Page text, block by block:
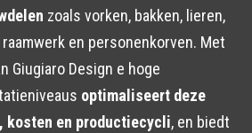
zoals vorken, bakken, lieren,
en personenkorven. Met
Giugiaro Design e hoge
optimaliseert deze
kosten en productiecycli, en biedt